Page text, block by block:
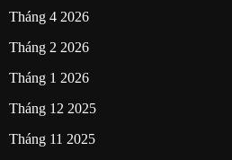
Tháng 4 2026
Tháng 2 2026
Tháng 1 2026
Tháng 12 2025
Tháng 11 2025